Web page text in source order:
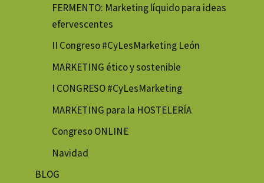
FERMENTO: Marketing líquido para ideas
efervescentes
II Congreso #CyLesMarketing León
MARKETING ético y sostenible
I CONGRESO #CyLesMarketing
MARKETING para la HOSTELERÍA
Congreso ONLINE
Navidad
BLOG